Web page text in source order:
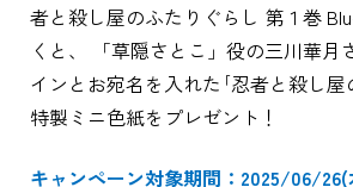
者と殺し屋のふたりぐらし 第１巻
くと、 「草隠さとこ」役の三川華月
インとお宛名を入れた｢忍者と殺し屋
特製ミニ色紙をプレゼント！
キャンペーン対象期間：2025/06/26(